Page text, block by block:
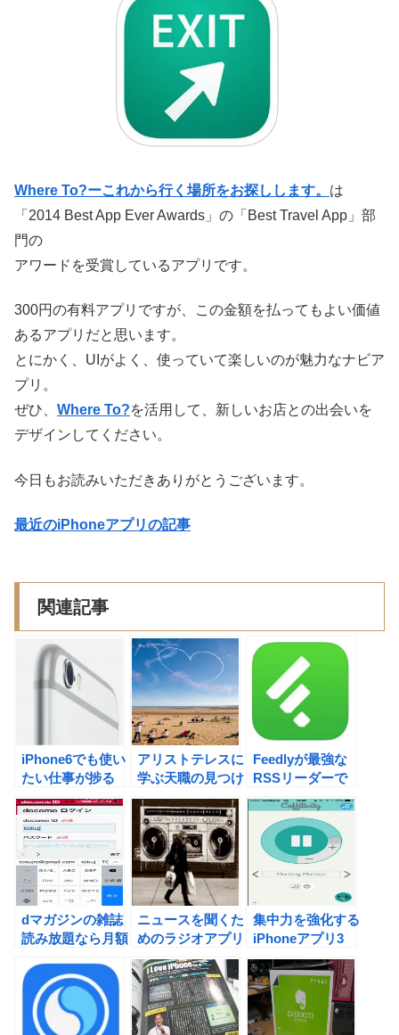
Where To?ーこれから行く場所をお探しします。 は
「2014 Best App Ever Awards」の「Best Travel App」部
門の
アワードを受賞しているアプリです。
300円の有料アプリですが、この金額を払ってもよい価値
あるアプリだと思います。
とにかく、UIがよく、使っていて楽しいのが魅力なナビア
プリ。
ぜひ、 Where To?を活用して、新しいお店との出会いを
デザインしてください。
今日もお読みいただきありがとうございます。
最近のiPhoneアプリの記事
関連記事
iPhone6でも使い
たい仕事が捗る
BGMアプリ！
＃iPhone
アリストテレスに
学ぶ天職の見つけ
方。 ＃習慣化
＃iPhone
Feedlyが最強な
RSSリーダーで
ある理由 ＃
iPhone ＃アプリ
dマガジンの雑誌
読み放題なら月額
誌もこんな雑誌も
読み放題！ ＃
iPhone
ニュースを聞くた
めのラジオアプリ
4選 ＃iPhone
集中力を強化する
iPhoneアプリ3
選！ ＃
iPhone ＃習慣
化